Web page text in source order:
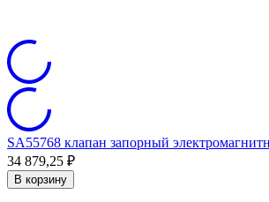
SA55768 клапан запорный
34 879,25 ₽
В корзину